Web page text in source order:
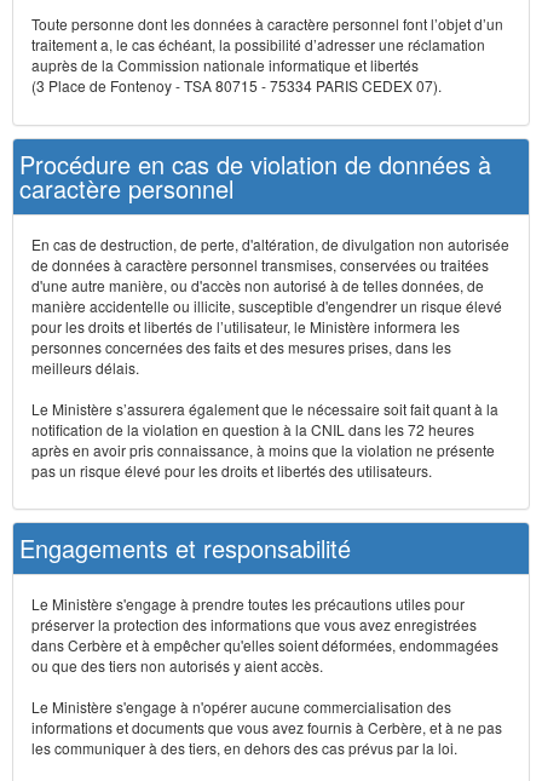
Toute personne dont les données à caractère personnel font l’objet d’un
traitement a, le cas échéant, la possibilité d’adresser une réclamation
auprès de la Commission nationale informatique et libertés
(3 Place de Fontenoy - TSA 80715 - 75334 PARIS CEDEX 07).
Procédure en cas de violation de données à
caractère personnel
En cas de destruction, de perte, d'altération, de divulgation non autorisée
de données à caractère personnel transmises, conservées ou traitées
d'une autre manière, ou d'accès non autorisé à de telles données, de
manière accidentelle ou illicite, susceptible d'engendrer un risque élevé
pour les droits et libertés de l’utilisateur, le Ministère informera les
personnes concernées des faits et des mesures prises, dans les
meilleurs délais.
Le Ministère s’assurera également que le nécessaire soit fait quant à la
notification de la violation en question à la CNIL dans les 72 heures
après en avoir pris connaissance, à moins que la violation ne présente
pas un risque élevé pour les droits et libertés des utilisateurs.
Engagements et responsabilité
Le Ministère s'engage à prendre toutes les précautions utiles pour
préserver la protection des informations que vous avez enregistrées
dans Cerbère et à empêcher qu'elles soient déformées, endommagées
ou que des tiers non autorisés y aient accès.
Le Ministère s'engage à n'opérer aucune commercialisation des
informations et documents que vous avez fournis à Cerbère, et à ne pas
les communiquer à des tiers, en dehors des cas prévus par la loi.